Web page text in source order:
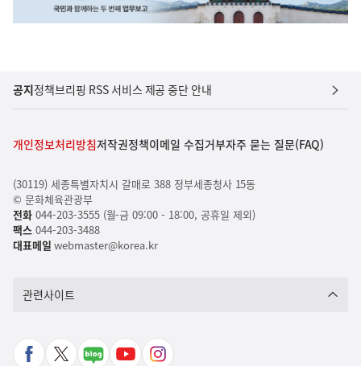
공지정책브리핑 RSS 서비스 제공 중단 안내
개인정보처리방침저작권정책이메일 수집거부자주 묻는 질문(FAQ)
(30119) 세종특별자치시 갈매로 388 정부세종청사 15동
© 문화체육관광부
전화044-203-3555 (월-금 09:00 - 18:00, 공휴일 제외)
팩스 044-203-3488
대표메일 webmaster@korea.kr
관련사이트
페 X 네 유 인